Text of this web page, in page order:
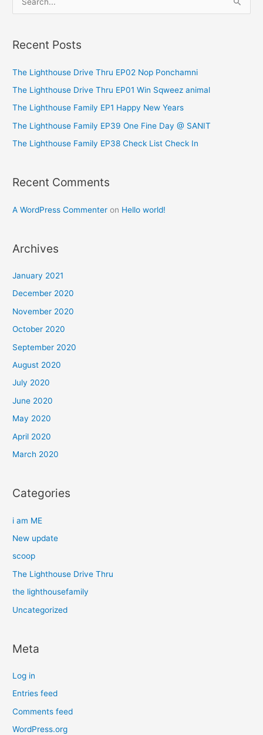
r
c
r
:
Recent Posts
The Lighthouse Drive Thru EP02 Nop Ponchamni
The Lighthouse Drive Thru EP01 Win Sqweez animal
The Lighthouse Family EP1 Happy New Years
The Lighthouse Family EP39 One Fine Day @ SANIT
The Lighthouse Family EP38 Check List Check In
Recent Comments
A WordPress Commenter on Hello world!
Archives
January 2021
December 2020
November 2020
October 2020
September 2020
August 2020
July 2020
June 2020
May 2020
April 2020
March 2020
Categories
i am ME
New update
scoop
The Lighthouse Drive Thru
the lighthousefamily
Uncategorized
Meta
Log in
Entries feed
Comments feed
WordPress.org